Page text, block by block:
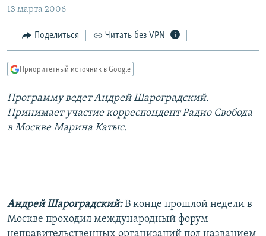
навигации
Вернутся
КУЛЬТУРА
IDEL.РЕАЛИИ
КАВКАЗ.РЕАЛИИ
СИБИРЬ.РЕАЛИИ
РАСПИСАНИЕ ВЕЩАНИЯ
13 марта 2006
Поделиться Читать без VPN
Приоритетный источник в Google
Программу ведет Андрей Шароградский.
Принимает участие корреспондент Радио Свобода
в Москве Марина Катыс.
Андрей Шароградский:В конце прошлой недели в
Москве проходил международный форум